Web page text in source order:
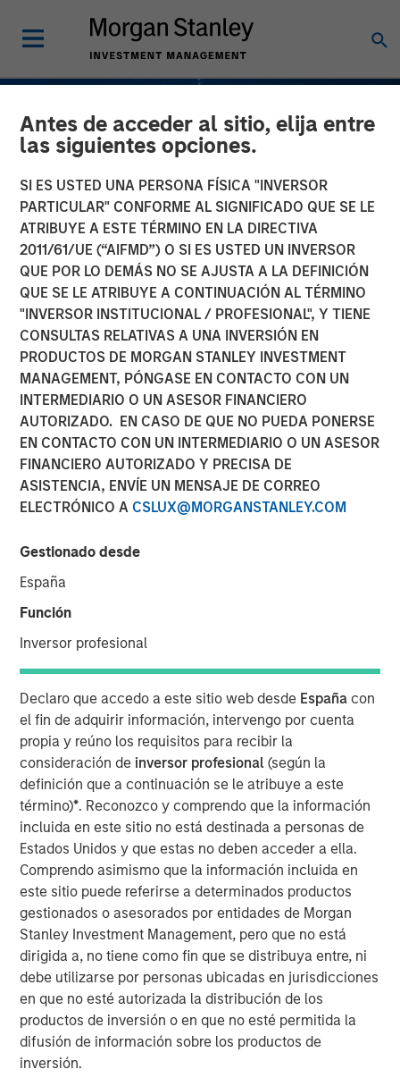
Antes de acceder al sitio, elija entre
las siguientes opciones.
SI ES USTED UNA PERSONA FÍSICA "INVERSOR
PARTICULAR" CONFORME AL SIGNIFICADO QUE SE LE
ATRIBUYE A ESTE TÉRMINO EN LA DIRECTIVA
2011/61/UE (“AIFMD”) O SI ES USTED UN INVERSOR
QUE POR LO DEMÁS NO SE AJUSTA A LA DEFINICIÓN
QUE SE LE ATRIBUYE A CONTINUACIÓN AL TÉRMINO
"INVERSOR INSTITUCIONAL / PROFESIONAL", Y TIENE
CONSULTAS RELATIVAS A UNA INVERSIÓN EN
PRODUCTOS DE MORGAN STANLEY INVESTMENT
MANAGEMENT, PÓNGASE EN CONTACTO CON UN
INTERMEDIARIO O UN ASESOR FINANCIERO
AUTORIZADO. EN CASO DE QUE NO PUEDA PONERSE
EN CONTACTO CON UN INTERMEDIARIO O UN ASESOR
FINANCIERO AUTORIZADO Y PRECISA DE
ASISTENCIA, ENVÍE UN MENSAJE DE CORREO
ELECTRÓNICO A CSLUX@MORGANSTANLEY.COM
Gestionado desde
España
Función
Inversor profesional
Declaro que accedo a este sitio web desde España con
el fin de adquirir información, intervengo por cuenta
propia y reúno los requisitos para recibir la
consideración de inversor profesional(según la
definición que a continuación se le atribuye a este
término)*. Reconozco y comprendo que la información
incluida en este sitio no está destinada a personas de
Estados Unidos y que estas no deben acceder a ella.
Comprendo asimismo que la información incluida en
este sitio puede referirse a determinados productos
gestionados o asesorados por entidades de Morgan
Stanley Investment Management, pero que no está
dirigida a, no tiene como fin que se distribuya entre, ni
debe utilizarse por personas ubicadas en jurisdicciones
en que no esté autorizada la distribución de los
productos de inversión o en que no esté permitida la
difusión de información sobre los productos de
inversión.
INSIGHTS
Understanding Fee
Netting; Does It Always
Pay Off?
30 SEPTIEMBRE 2025
In the realm of private investments, the concept of
performance fee netting has long been considered a
beneficial strategy for investors. However, recent
research challenges this conventional wisdom,
the complexities of performance fee netting, highlighting
key insights from a comprehensive study that examines
its impact on investors.
Understanding Fee Netting
Performance fee netting involves offsetting the returns of
multiple funds and paying fees on the netted return.
Traditionally, it is believed that this approach allows
underperforming funds to dilute the aggregate gross
return, thereby reducing the total performance fee paid
by investors. However, our research reveals that the
presence of catch-up provisions can alter this dynamic
significantly. When catch-up is steep, netting can
inadvertently increase overall fees by lifting weaker
performing funds into the catch-up zone, where
performance fees accumulate more rapidly.
The Role of Catch-Up Provisions